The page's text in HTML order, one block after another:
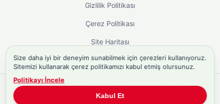
Gizlilik Politikası
Çerez Politikası
Site Haritası
Türkiye'ninBiyografi Sitesi
Size daha iyi bir deneyim sunabilmek için çerezleri kullanıyoruz.
Sitemizi kullanarak çerez politikamızı kabul etmiş olursunuz.
Politikayı İncele
Kabul Et